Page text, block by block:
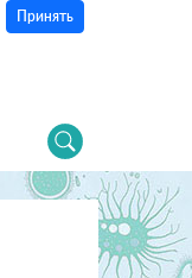
Принять